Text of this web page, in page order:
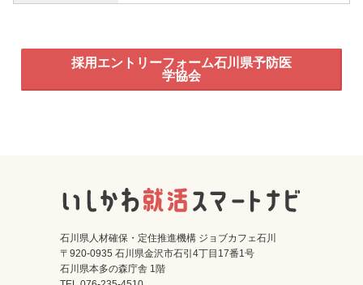
採用エントリーフォーム石川県予防医
学協会
石川県人材確保・定住推進機構 ジョブカフェ石川
〒920-0935 石川県金沢市石引4丁目17番1号
石川県本多の森庁舎 1階